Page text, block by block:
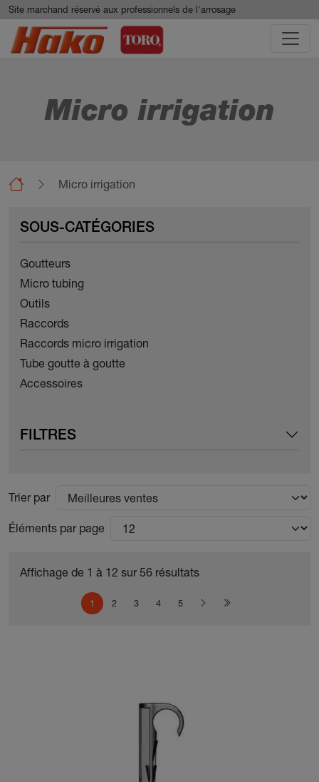
Aller au contenu principal
Site marchand réservé aux professionnels de l'arrosage
Micro irrigation
Micro irrigation
SOUS-CATÉGORIES
Goutteurs
Micro tubing
Outils
Raccords
Raccords micro irrigation
Tube goutte à goutte
Accessoires
FILTRES
Trier par
Éléments par page
Affichage de 1 à 12 sur 56 résultats
Pagination
Page courante
1 Page
2 Page
3 Page
4 Page
5 Page suivanteDernière page
Panneau de gestion des cookies